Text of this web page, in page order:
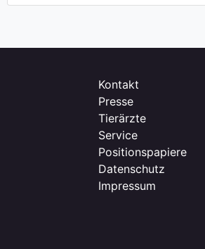
Kontakt
Presse
Tierärzte
Service
Positionspapiere
Datenschutz
Impressum